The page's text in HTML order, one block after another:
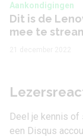
Aankondigingen
Dit is de
mee te
Deel je kennis of
een Disqus